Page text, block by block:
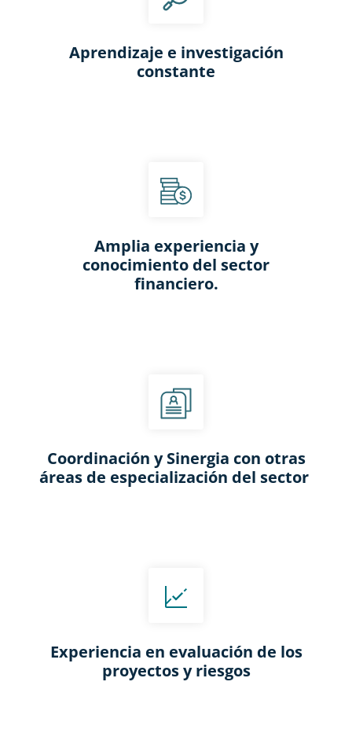
Aprendizaje e investigación
constante​
Amplia experiencia y
conocimiento del sector
financiero.​
Coordinación y Sinergia con otras
áreas de especialización del sector ​
Experiencia en evaluación de los
proyectos y riesgos​